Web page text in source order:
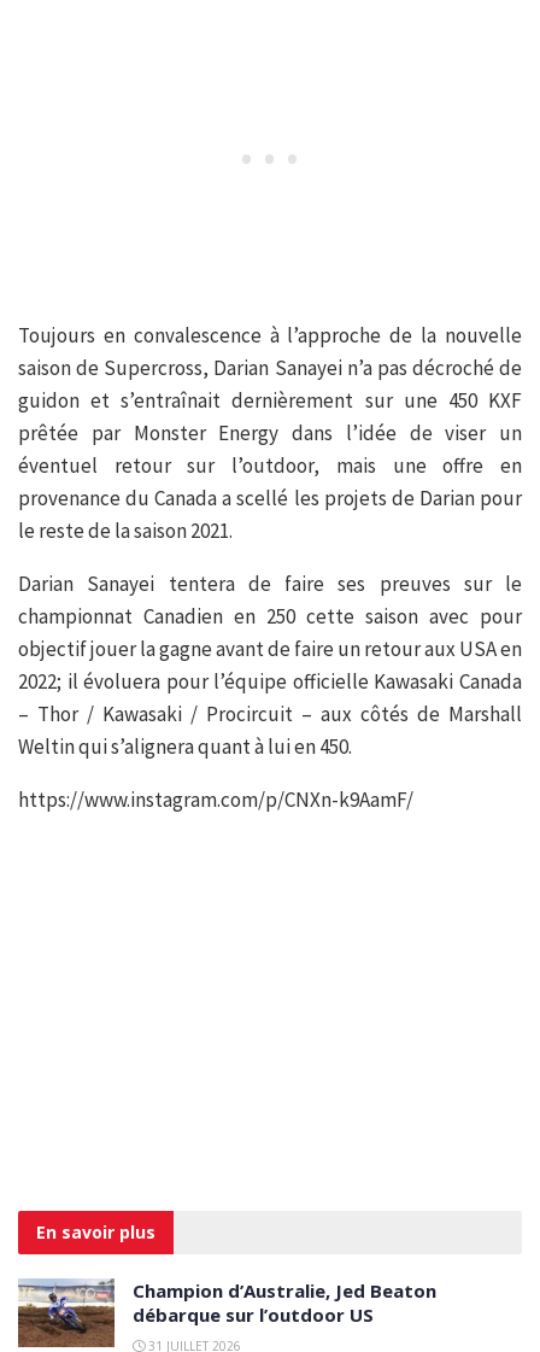
Toujours en convalescence à l’approche de la nouvelle
saison de Supercross, Darian Sanayei n’a pas décroché de
guidon et s’entraînait dernièrement sur une 450 KXF
prêtée par Monster Energy dans l’idée de viser un
éventuel retour sur l’outdoor, mais une offre en
provenance du Canada a scellé les projets de Darian pour
le reste de la saison 2021.
Darian Sanayei tentera de faire ses preuves sur le
championnat Canadien en 250 cette saison avec pour
objectif jouer la gagne avant de faire un retour aux USA en
2022; il évoluera pour l’équipe officielle Kawasaki Canada
– Thor / Kawasaki / Procircuit – aux côtés de Marshall
Weltin qui s’alignera quant à lui en 450.
https://www.instagram.com/p/CNXn-k9AamF/
En savoir plus
Champion d’Australie, Jed Beaton
débarque sur l’outdoor US
31 JUILLET 2026